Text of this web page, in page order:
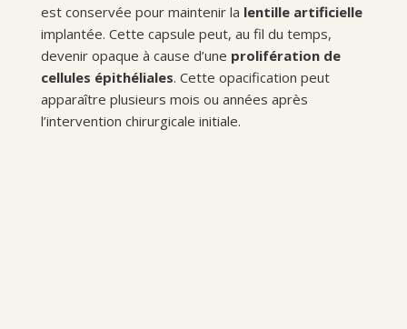
est conservée pour maintenir la lentille artificielle
implantée. Cette capsule peut, au fil du temps,
devenir opaque à cause d’une prolifération de
cellules épithéliales. Cette opacification peut
apparaître plusieurs mois ou années après
l’intervention chirurgicale initiale.